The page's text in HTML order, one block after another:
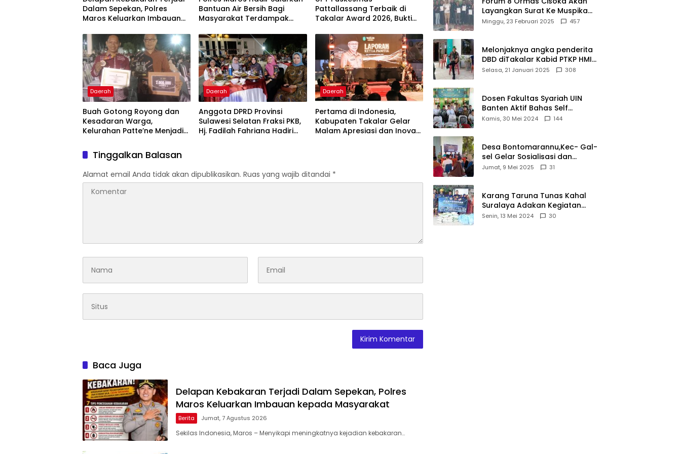
Dalam Sepekan, Polres
Maros Keluarkan Imbauan
Bantuan Air Bersih Bagi
Masyarakat Terdampak
Pattallassang Terbaik di
Takalar Award 2026, Bukti
Pelayanan Kesehatan
Berkualitas
Daerah
Buah Gotong Royong dan
Kesadaran Warga,
Kelurahan Patte’ne Menjadi
Daerah
Anggota DPRD Provinsi
Sulawesi Selatan Fraksi PKB,
Hj. Fadilah Fahriana Hadiri
Apresiasi dan Inovasi Award
2026
Daerah
Pertama di Indonesia,
Kabupaten Takalar Gelar
Malam Apresiasi dan Inovasi
Tinggalkan Balasan
Alamat email Anda tidak akan dipublikasikan. Ruas yang wajib ditandai *
Baca Juga
Delapan Kebakaran Terjadi Dalam Sepekan, Polres
Maros Keluarkan Imbauan kepada Masyarakat
Berita Jumat, 7 Agustus 2026
Sekilas Indonesia, Maros – Menyikapi meningkatnya kejadian kebakaran…
Layangkan Surat Ke Muspika
Atas Adanya Kantor Matel di
Minggu, 23 Februari 2025 457
Melonjaknya angka penderita
DBD diTakalar Kabid PTKP HMI
Cab.Takalar angkat bicara
Selasa, 21 Januari 2025 308
Dosen Fakultas Syariah UIN
Banten Aktif Bahas Self
Declare Halal dalam Forum
Kamis, 30 Mei 2024 144
Desa Bontomarannu,Kec- Gal-
sel Gelar Sosialisasi dan
Bimtek Pemutakhiran Data ID
Jumat, 9 Mei 2025 31
Karang Taruna Tunas Kahal
Suralaya Adakan Kegiatan
Bansos Terhadap Kaum
Senin, 13 Mei 2024 30